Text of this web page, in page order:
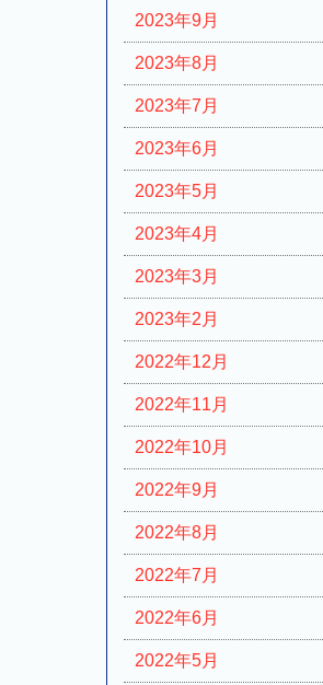
2023年9月
2023年8月
2023年7月
2023年6月
2023年5月
2023年4月
2023年3月
2023年2月
2022年12月
2022年11月
2022年10月
2022年9月
2022年8月
2022年7月
2022年6月
2022年5月